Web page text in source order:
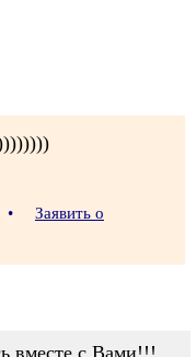
•
Заявить о
вместе с Вами!!!